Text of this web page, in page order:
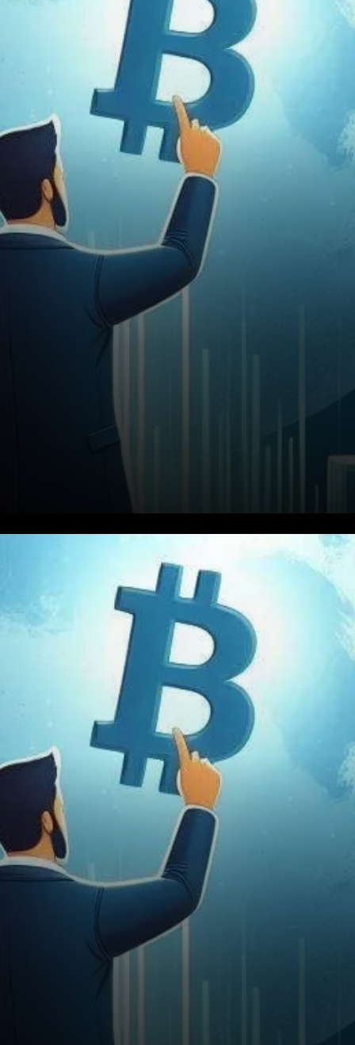
Brian Armstrong a fait une
prédiction ambitieuse pour
l’avenir du Bitcoin, suggérant
que la cryptomonnaie pourrait
atteindre des “millions
multiples”…